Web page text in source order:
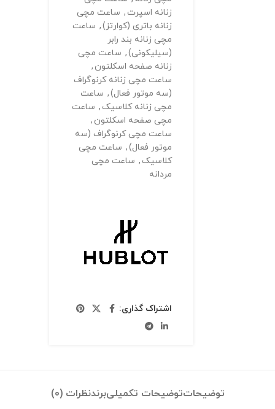
زنانه اسپرت , ساعت مچی
زنانه باتری (کوارتز), ساعت
مچی زنانه بند رابر
(سیلیکونی), ساعت مچی
زنانه صفحه اسکلتون ,
ساعت مچی زنانه کرنوگراف
(سه موتور فعال), ساعت
مچی زنانه کلاسیک , ساعت
مچی صفحه اسکلتون ,
ساعت مچی کرنوگراف (سه
موتور فعال), ساعت مچی
کلاسیک , ساعت مچی
مردانه
اشتراک گذاری:
توضیحاتتوضیحات تکمیلیبرندنظرات (0)